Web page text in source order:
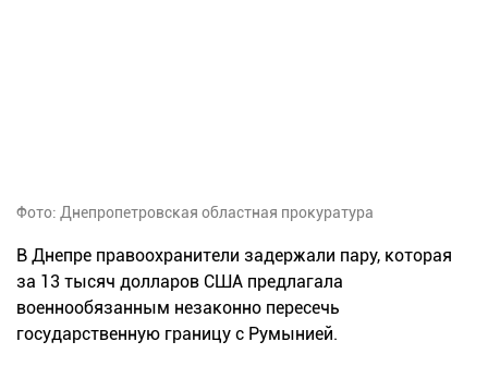
Фото: Днепропетровская областная прокуратура
В Днепре правоохранители задержали пару, которая
за 13 тысяч долларов США предлагала
военнообязанным незаконно пересечь
государственную границу с Румынией.